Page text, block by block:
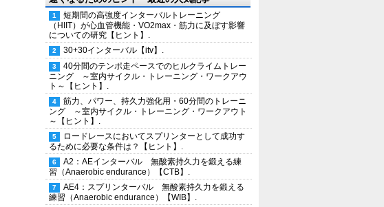
短期間の高強度インターバルトレーニング
（HIIT）が心血管機能・VO2max・筋力に及ぼす影響
についての研究【ヒント】.
30+30インターバル【itv】.
40分間のテンポ走ペースでのヒルクライムトレー
ニング ～室内サイクル・トレーニング・ワークアウ
ト～【ヒント】.
筋力、パワー、持久力強化用・60分間のトレーニ
ング ～室内サイクル・トレーニング・ワークアウト
～【ヒント】.
ロードレースにおいてスプリンターとして成功す
るために必要な条件は？【ヒント】.
A2：AEインターバル 無酸素持久力を鍛える練
習（Anaerobic endurance）【CTB】.
AE4：スプリンターバル 無酸素持久力を鍛える
練習（Anaerobic endurance）【WIB】.